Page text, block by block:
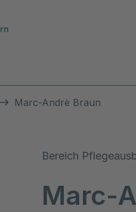
Marc-Andrè Braun
Bereich
Marc-